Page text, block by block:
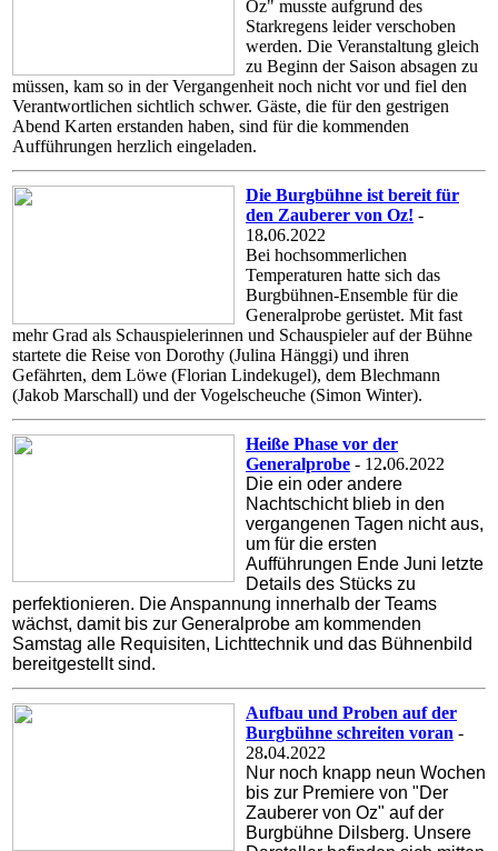
Oz" musste aufgrund des
Starkregens leider verschoben
werden. Die Veranstaltung gleich
zu Beginn der Saison absagen zu
müssen, kam so in der Vergangenheit noch nicht vor und fiel den
Verantwortlichen sichtlich schwer. Gäste, die für den gestrigen
Abend Karten erstanden haben, sind für die kommenden
Aufführungen herzlich eingeladen.
Die Burgbühne ist bereit für
den Zauberer von Oz! -
18.06.2022
Bei hochsommerlichen
Temperaturen hatte sich das
Burgbühnen-Ensemble für die
Generalprobe gerüstet. Mit fast
mehr Grad als Schauspielerinnen und Schauspieler auf der Bühne
startete die Reise von Dorothy (Julina Hänggi) und ihren
Gefährten, dem Löwe (Florian Lindekugel), dem Blechmann
(Jakob Marschall) und der Vogelscheuche (Simon Winter).
Heiße Phase vor der
Generalprobe - 12.06.2022
Die ein oder andere
Nachtschicht blieb in den
vergangenen Tagen nicht aus,
um für die ersten
Aufführungen Ende Juni letzte
Details des Stücks zu
perfektionieren. Die Anspannung innerhalb der Teams
wächst, damit bis zur Generalprobe am kommenden
Samstag alle Requisiten, Lichttechnik und das Bühnenbild
bereitgestellt sind.
Aufbau und Proben auf der
Burgbühne schreiten voran -
28.04.2022
Nur noch knapp neun Wochen
bis zur Premiere von "Der
Zauberer von Oz" auf der
Burgbühne Dilsberg. Unsere